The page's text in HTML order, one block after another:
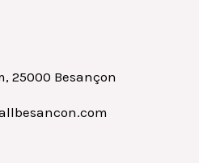
25000 Besançon